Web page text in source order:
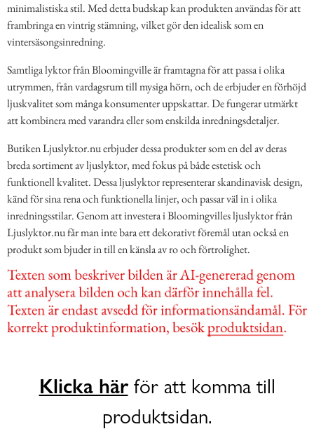
minimalistiska stil. Med detta budskap kan produkten användas för att
frambringa en vintrig stämning, vilket gör den idealisk som en
vintersäsongsinredning.
Samtliga lyktor från Bloomingville är framtagna för att passa i olika
utrymmen, från vardagsrum till mysiga hörn, och de erbjuder en förhöjd
ljuskvalitet som många konsumenter uppskattar. De fungerar utmärkt
att kombinera med varandra eller som enskilda inredningsdetaljer.
Butiken Ljuslyktor.nu erbjuder dessa produkter som en del av deras
breda sortiment av ljuslyktor, med fokus på både estetisk och
funktionell kvalitet. Dessa ljuslyktor representerar skandinavisk design,
känd för sina rena och funktionella linjer, och passar väl in i olika
inredningsstilar. Genom att investera i Bloomingvilles ljuslyktor från
Ljuslyktor.nu får man inte bara ett dekorativt föremål utan också en
produkt som bjuder in till en känsla av ro och förtrolighet.
Klicka härför att komma till
produktsidan.